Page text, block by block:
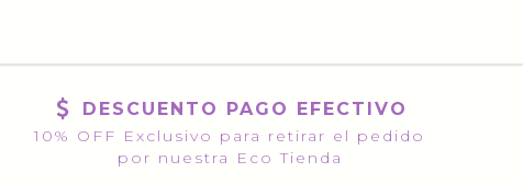
DESCUENTO PAGO EFECTIVO
10% OFF Exclusivo para retirar el pedido
por nuestra Eco Tienda